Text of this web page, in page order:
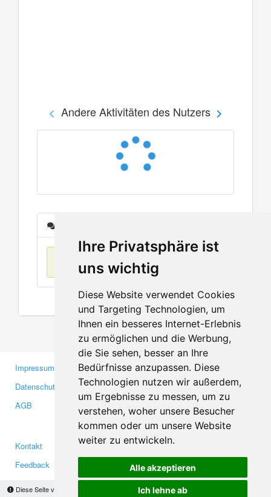
Ihre Privatsphäre ist
uns wichtig
Diese Website verwendet Cookies
und Targeting Technologien, um
Ihnen ein besseres Internet-Erlebnis
zu ermöglichen und die Werbung,
die Sie sehen, besser an Ihre
Bedürfnisse anzupassen. Diese
Technologien nutzen wir außerdem,
um Ergebnisse zu messen, um zu
verstehen, woher unsere Besucher
kommen oder um unsere Website
weiter zu entwickeln.
Alle akzeptieren
Ich lehne ab
Diese Seite verwendet Cookies, um Informationen auf Ihrem Computer zu speichern.
Andere Aktivitäten des Nutzers
Keine Einträge
Impressum
Datenschutzerklärung
AGB
Gewerbetreibende
Investoren
Medien
Kontakt
Feedback
Facebook
Twitter
YouTube